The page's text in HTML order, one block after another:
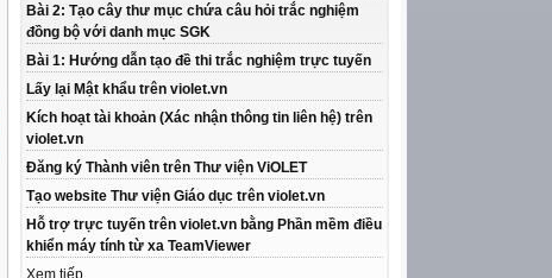
Bài 2: Tạo cây thư mục chứa câu hỏi trắc nghiệm
đồng bộ với danh mục SGK
Bài 1: Hướng dẫn tạo đề thi trắc nghiệm trực tuyến
Lấy lại Mật khẩu trên violet.vn
Kích hoạt tài khoản (Xác nhận thông tin liên hệ) trên
violet.vn
Đăng ký Thành viên trên Thư viện ViOLET
Tạo website Thư viện Giáo dục trên violet.vn
Hỗ trợ trực tuyến trên violet.vn bằng Phần mềm điều
khiển máy tính từ xa TeamViewer
Xem tiếp